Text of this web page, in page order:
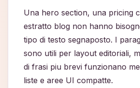
Una hero section, una pricing
estratto blog non hanno
tipo di testo segnaposto. I
sono utili per layout editoriali,
di frasi piu brevi funzionano
liste e aree UI compatte.